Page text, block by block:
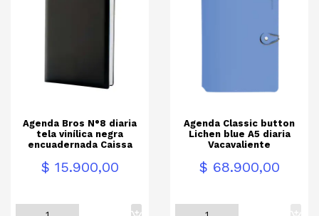
Agenda Bros N°8 diaria
tela vinílica negra
encuadernada Caissa
Precio$ 15.900,00
Agenda Classic button
Lichen blue A5 diaria
Vacavaliente
Precio$ 68.900,00